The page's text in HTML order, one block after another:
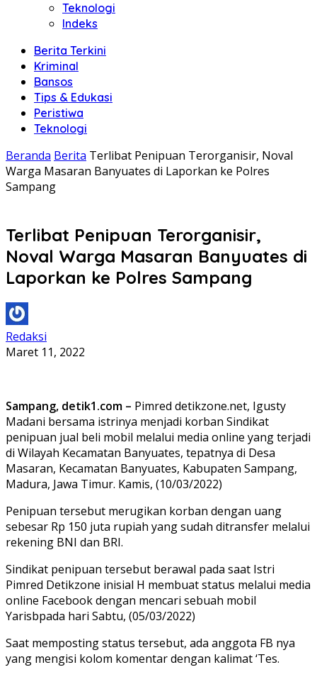
Teknologi
Indeks
Berita Terkini
Kriminal
Bansos
Tips & Edukasi
Peristiwa
Teknologi
Beranda Berita Terlibat Penipuan Terorganisir, Noval
Warga Masaran Banyuates di Laporkan ke Polres
Sampang
Terlibat Penipuan Terorganisir,
Noval Warga Masaran Banyuates di
Laporkan ke Polres Sampang
Redaksi
Maret 11, 2022
Sampang, detik1.com – Pimred detikzone.net, Igusty
Madani bersama istrinya menjadi korban Sindikat
penipuan jual beli mobil melalui media online yang terjadi
di Wilayah Kecamatan Banyuates, tepatnya di Desa
Masaran, Kecamatan Banyuates, Kabupaten Sampang,
Madura, Jawa Timur. Kamis, (10/03/2022)
Penipuan tersebut merugikan korban dengan uang
sebesar Rp 150 juta rupiah yang sudah ditransfer melalui
rekening BNI dan BRI.
Sindikat penipuan tersebut berawal pada saat Istri
Pimred Detikzone inisial H membuat status melalui media
online Facebook dengan mencari sebuah mobil
Yarisbpada hari Sabtu, (05/03/2022)
Saat memposting status tersebut, ada anggota FB nya
yang mengisi kolom komentar dengan kalimat ‘Tes.